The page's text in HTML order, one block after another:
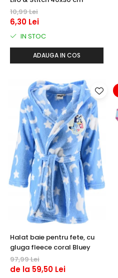
10,99 Lei
6,30 Lei
IN STOC
ADAUGA IN COS
Halat baie pentru fete, cu
gluga fleece coral Bluey
97,99 Lei
de la 59,50 Lei